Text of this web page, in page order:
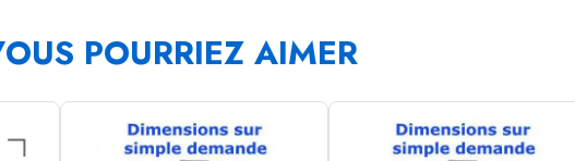
POURRIEZ AIMER